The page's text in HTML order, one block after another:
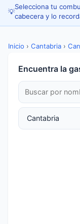
💡
Selecciona tu
cabecera y lo
Inicio › Cantabria ›
Encuentra la